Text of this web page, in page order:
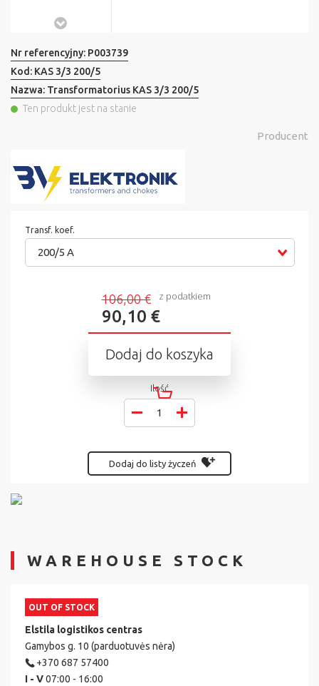
Nr referencyjny: P003739
Kod: KAS 3/3 200/5
Nazwa: Transformatorius KAS 3/3 200/5
Ten produkt jest na stanie
Producent
Transf. koef.
200/5 A
106,00 €
90,10 €
z podatkiem
Dodaj do koszyka
Ilość
Dodaj do listy życzeń
WAREHOUSE STOCK
OUT OF STOCK
Elstila logistikos centras
Gamybos g. 10 (parduotuvės nėra)
+370 687 57400
I - V07:00 - 16:00